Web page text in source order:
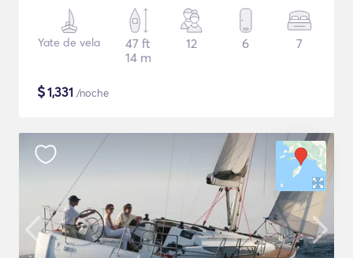
Yate de vela
47 ft
14 m
12 6 7
$1,331 /noche